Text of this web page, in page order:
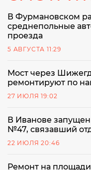
В Фурмановском
среднепольные
проезда
5 АВГУСТА 11:29
Мост через
ремонтируют по
27 ИЮЛЯ 19:02
В Иванове
№47, связавший
22 ИЮЛЯ 20:46
Ремонт на